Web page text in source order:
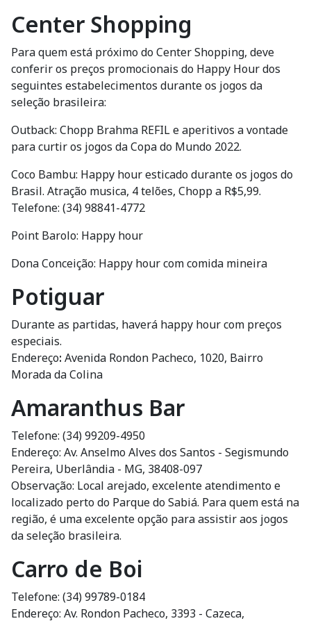
Center Shopping
Para quem está próximo do Center Shopping, deve
conferir os preços promocionais do Happy Hour dos
seguintes estabelecimentos durante os jogos da
seleção brasileira:
Outback: Chopp Brahma REFIL e aperitivos a vontade
para curtir os jogos da Copa do Mundo 2022.
Coco Bambu: Happy hour esticado durante os jogos do
Brasil. Atração musica, 4 telões, Chopp a R$5,99.
Telefone: (34) 98841-4772
Point Barolo: Happy hour
Dona Conceição: Happy hour com comida mineira
Potiguar
Durante as partidas, haverá happy hour com preços
especiais.
Endereço: Avenida Rondon Pacheco, 1020, Bairro
Morada da Colina
Amaranthus Bar
Telefone: (34) 99209-4950
Endereço: Av. Anselmo Alves dos Santos - Segismundo
Pereira, Uberlândia - MG, 38408-097
Observação: Local arejado, excelente atendimento e
localizado perto do Parque do Sabiá. Para quem está na
região, é uma excelente opção para assistir aos jogos
da seleção brasileira.
Carro de Boi
Telefone: (34) 99789-0184
Endereço: Av. Rondon Pacheco, 3393 - Cazeca,